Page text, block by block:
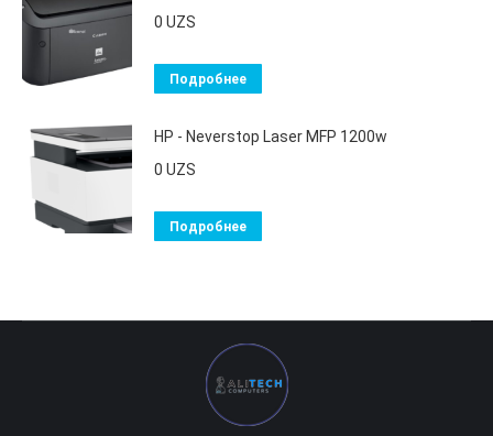
0 UZS
Подробнее
HP - Neverstop Laser MFP 1200w
0 UZS
Подробнее